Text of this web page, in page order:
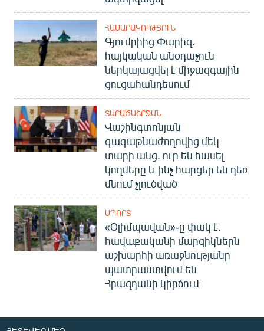
ՀԱՍԱՐԱԿՈՒԹՅՈՒՆ
Գյումրիից Փարիզ․
հայկական անօդաչուն
ներկայացվել է միջազգային
ցուցահանդեսում
ՏԱՐԱԾԱՇՐՋԱՆ
Վաշինգտոնյան
գագաթնաժողովից մեկ
տարի անց. ուր են հասել
կողմերը և ինչ հարցեր են դեռ
մնում չլուծված
ՍՊՈՐՏ
«Օլիմպավան»-ը փակ է.
հավաքականի մարզիկներն
աշխարհի առաջնությանը
պատրաստվում են
Հրազդանի կիրճում